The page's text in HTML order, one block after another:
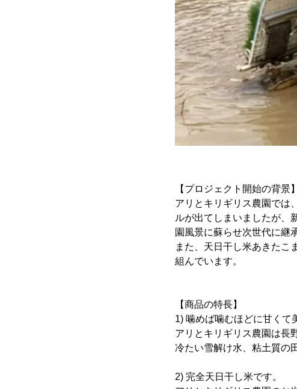
【プロジェクト開始の背景】
アリとキリギリス農園では
ルが出てしまいましたが、
園風景に蘇らせ次世代に継
また、天日干し米あきたこ
組んでいます。
【商品の特長】
1) 噛めば噛むほどに甘くて
アリとキリギリス農園は長
冷たい雪解け水、粘土質の
2) 完全天日干し米です。